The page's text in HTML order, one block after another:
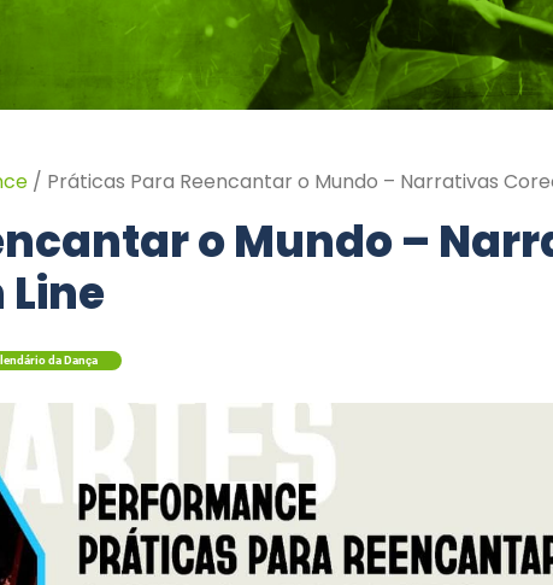
/ Práticas Para Reencantar o Mundo – Narrativas
o Mundo –
da Dança